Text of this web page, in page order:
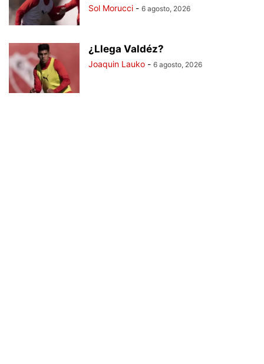
Sol Morucci - 6 agosto, 2026
¿Llega Valdéz?
Joaquin Lauko - 6 agosto, 2026